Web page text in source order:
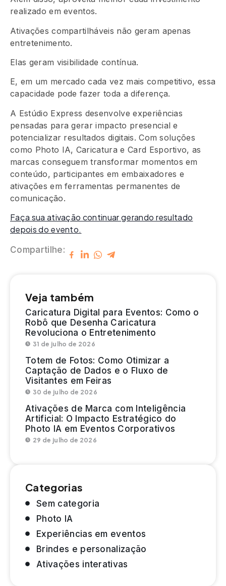
realizado em eventos.
Ativações compartilháveis não geram apenas
entretenimento.
Elas geram visibilidade contínua.
E, em um mercado cada vez mais competitivo, essa
capacidade pode fazer toda a diferença.
A Estúdio Express desenvolve experiências
pensadas para gerar impacto presencial e
potencializar resultados digitais. Com soluções
como Photo IA, Caricatura e Card Esportivo, as
marcas conseguem transformar momentos em
conteúdo, participantes em embaixadores e
ativações em ferramentas permanentes de
comunicação.
Faça sua ativação continuar gerando resultado
depois do evento.
Compartilhe:
Veja também
Caricatura Digital para Eventos: Como o
Robô que Desenha Caricatura
Revoluciona o Entretenimento
31 de julho de 2026
Totem de Fotos: Como Otimizar a
Captação de Dados e o Fluxo de
Visitantes em Feiras
30 de julho de 2026
Ativações de Marca com Inteligência
Artificial: O Impacto Estratégico do
Photo IA em Eventos Corporativos
29 de julho de 2026
Categorias
Sem categoria
Photo IA
Experiências em eventos
Brindes e personalização
Ativações interativas